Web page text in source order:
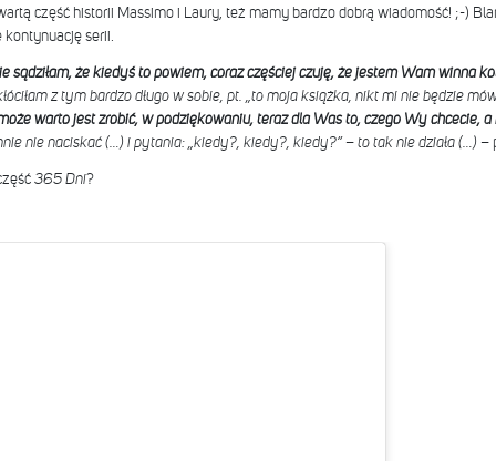
część historii Massimo i Laury, też mamy bardzo dobrą wiadomość! ;-)
kontynuację serii.
sądziłam, że kiedyś to powiem, coraz częściej czuję, że jestem Wam winna
z tym bardzo długo w sobie, pt. „to moja książka, nikt mi nie będzie
warto jest zrobić, w podziękowaniu, teraz dla Was to, czego Wy chcecie, a
nie naciskać (…) i pytania: „kiedy?, kiedy?, kiedy?” – to tak nie działa (…) –
365 Dni?